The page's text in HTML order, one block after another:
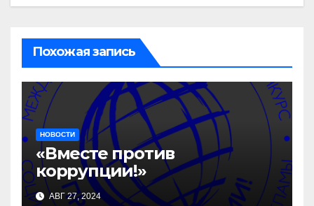
Похожая запись
НОВОСТИ
«Вместе против
коррупции!»
АВГ 27, 2024